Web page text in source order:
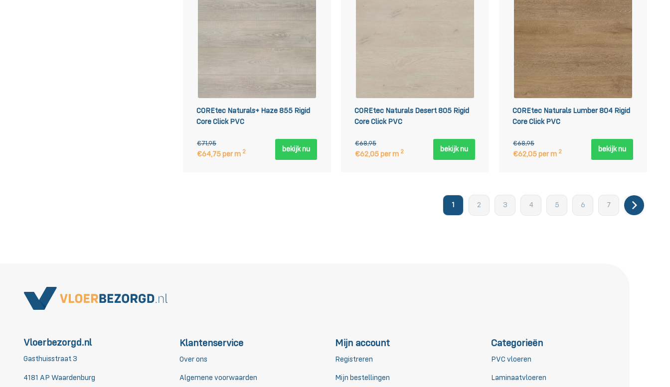
COREtec Naturals+ Haze 855 Rigid
Core Click PVC
€71,95
€64,75 per m 2 bekijk nu
COREtec Naturals Desert 805 Rigid
Core Click PVC
€68,95
€62,05 per m 2 bekijk nu
COREtec Naturals Lumber 804 Rigid
Core Click PVC
€68,95
€62,05 per m 2 bekijk nu
1 2 3 4 5 6 7
Vloerbezorgd.nl
Gasthuisstraat 3
4181 AP Waardenburg
Klantenservice
Over ons
Algemene voorwaarden
Mijn account
Registreren
Mijn bestellingen
Categorieën
PVC vloeren
Laminaatvloeren